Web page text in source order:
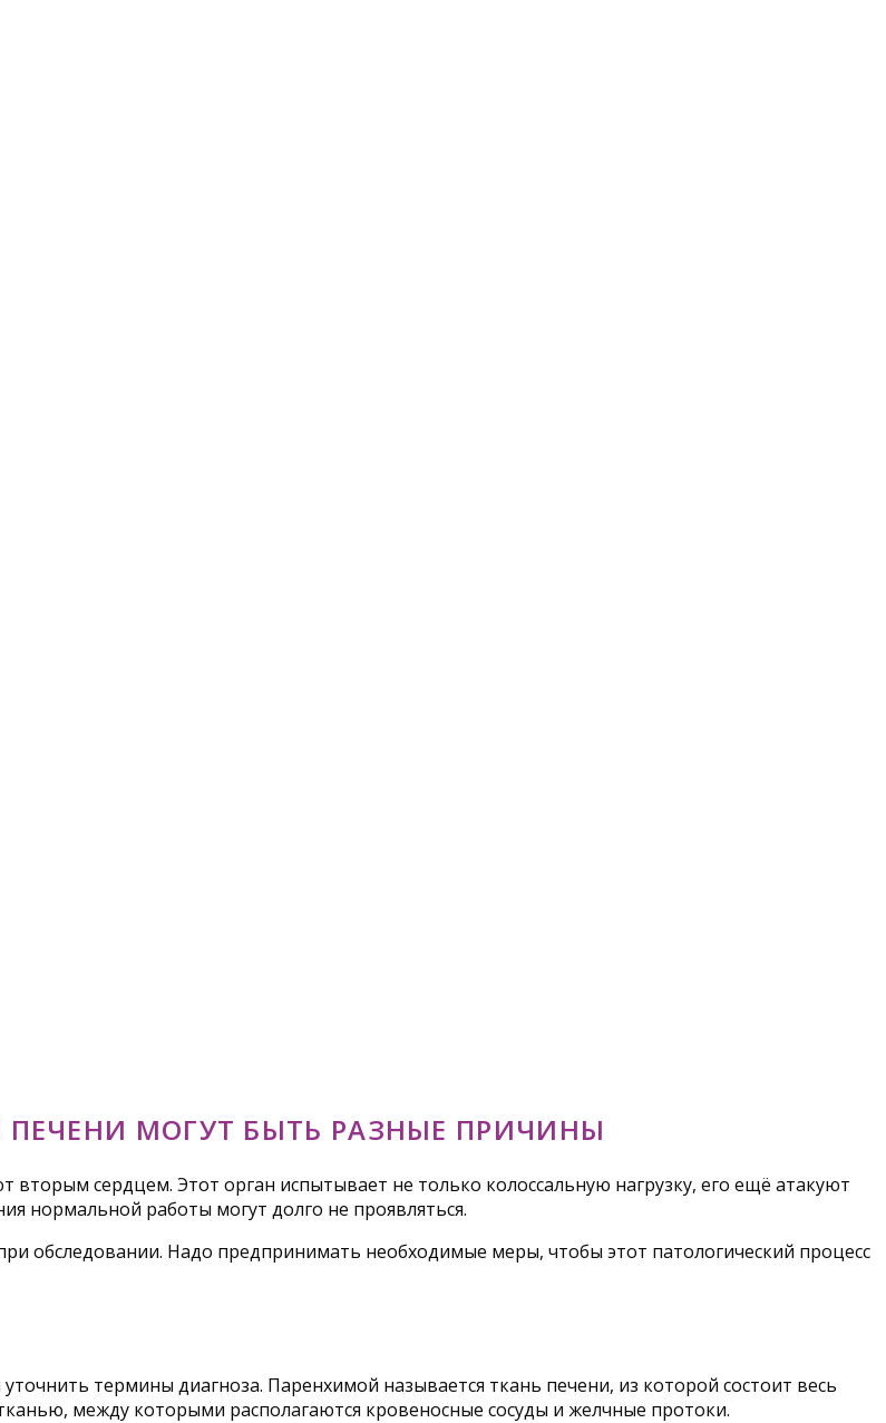
МОГУТ БЫТЬ РАЗНЫЕ ПРИЧИНЫ
сердцем. Этот орган испытывает не только колоссальную нагрузку, его ещё атакуют
нормальной работы могут долго не проявляться.
обследовании. Надо предпринимать необходимые меры, чтобы этот патологический процесс
термины диагноза. Паренхимой называется ткань печени, из которой состоит весь
между которыми располагаются кровеносные сосуды и желчные протоки.